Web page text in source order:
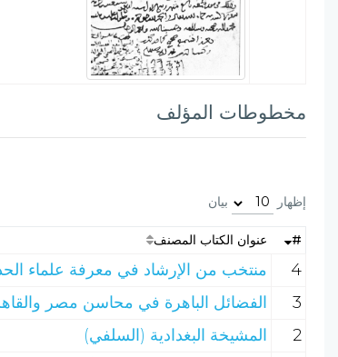
مخطوطات المؤلف
إظهار بيان
# عنوان الكتاب المصنف
4 منتخب من الإرشاد في معرفة علماء
3
الفضائل الباهرة في محاسن مصر
2
المشيخة البغدادية (السلفي)